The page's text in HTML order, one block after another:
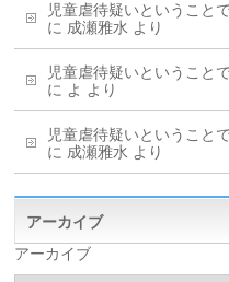
児童虐待疑いということ
に 成瀬雅水 より
児童虐待疑いということ
に よ より
児童虐待疑いということ
に 成瀬雅水 より
アーカイブ
アーカイブ